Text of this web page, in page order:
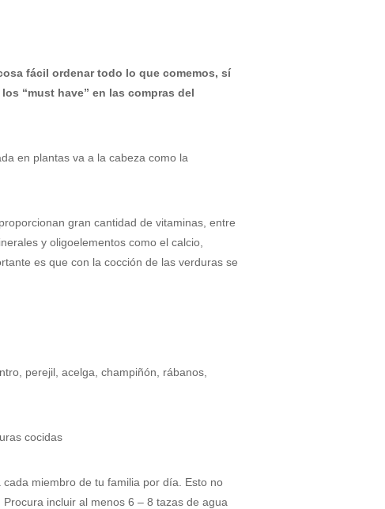
fácil ordenar todo lo que comemos, sí
“must have” en las compras del
en plantas va a la cabeza como la
gran cantidad de vitaminas, entre
y oligoelementos como el calcio,
es que con la cocción de las verduras se
perejil, acelga, champiñón, rábanos,
cocidas
miembro de tu familia por día. Esto no
incluir al menos 6 – 8 tazas de agua